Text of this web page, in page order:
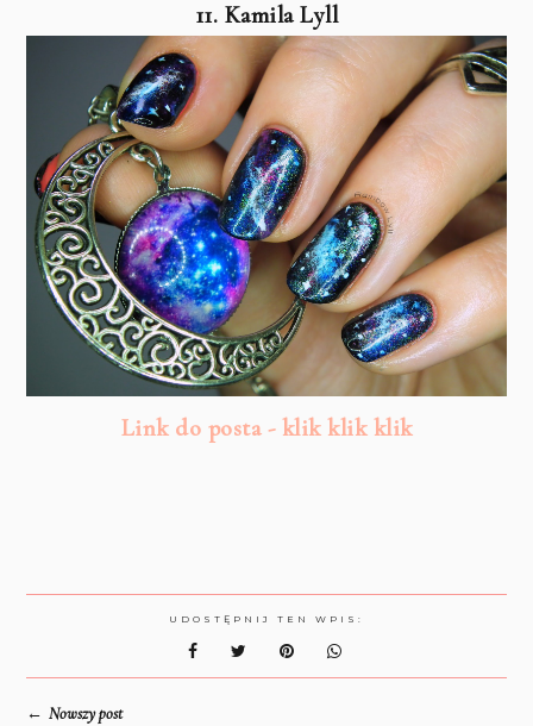
11. Kamila Lyll
Link do posta - klik klik klik
UDOSTĘPNIJ TEN WPIS:
←Nowszy post